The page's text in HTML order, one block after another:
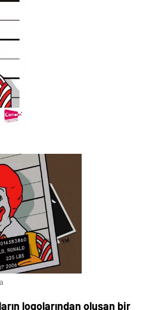
logolarından oluşan bir